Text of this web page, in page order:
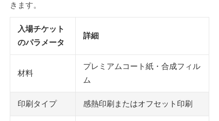
きます。
入場チケット
のパラメータ
詳細
材料
プレミアムコート紙・合成フィル
ム
印刷タイプ
感熱印刷またはオフセット印刷